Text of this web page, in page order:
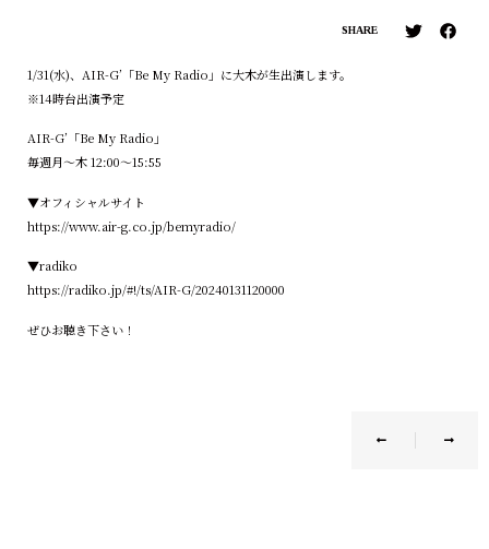
SHARE
1/31(水)、AIR-G’「Be My Radio」に大木が生出演します。
※14時台出演予定
AIR-G’「Be My Radio」
毎週月〜木 12:00～15:55
▼オフィシャルサイト
https://www.air-g.co.jp/bemyradio/
▼radiko
https://radiko.jp/#!/ts/AIR-G/20240131120000
ぜひお聴き下さい！